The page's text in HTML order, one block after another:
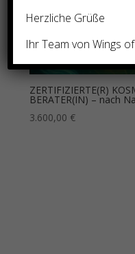
ZERTIFIZIERTE(R)
BERATER(IN) – nach
3.600,00 €
Herzliche Grüße
Ihr Team von Wings